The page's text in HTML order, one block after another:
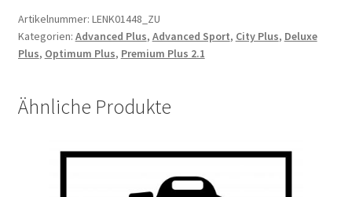
640mm,
31,8
blm
degree,w/o
ZOOM
standard
Artikelnummer: LENK01448_ZU
Kategorien: Advanced Plus, Advanced Sport, City Plus, Deluxe
Plus, Optimum Plus, Premium Plus 2.1
Ähnliche Produkte